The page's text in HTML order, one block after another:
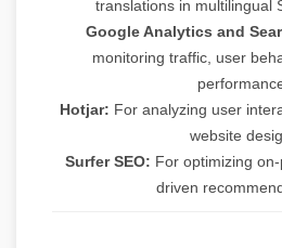
translations in multilingual
Google Analytics and
monitoring traffic, user
Hotjar: For analyzing user
website
Surfer SEO: For optimizing
driven